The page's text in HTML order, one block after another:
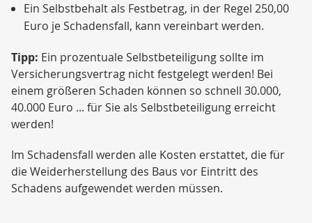
Ein Selbstbehalt als Festbetrag, in der Regel 250,00
Euro je Schadensfall, kann vereinbart werden.
Tipp: Ein prozentuale Selbstbeteiligung sollte im
Versicherungsvertrag nicht festgelegt werden! Bei
einem größeren Schaden können so schnell 30.000,
40.000 Euro ... für Sie als Selbstbeteiligung erreicht
werden!
Im Schadensfall werden alle Kosten erstattet, die für
die Weiderherstellung des Baus vor Eintritt des
Schadens aufgewendet werden müssen.